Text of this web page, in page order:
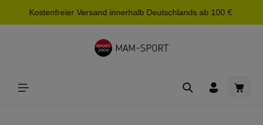
springen
Kostenfreier Versand innerhalb Deutschlands ab 100 €